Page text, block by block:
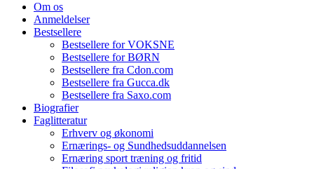
Om os
Anmeldelser
Bestsellere
Bestsellere for VOKSNE
Bestsellere for BØRN
Bestsellere fra Cdon.com
Bestsellere fra Gucca.dk
Bestsellere fra Saxo.com
Biografier
Faglitteratur
Erhverv og økonomi
Ernærings- og Sundhedsuddannelsen
Ernæring sport træning og fritid